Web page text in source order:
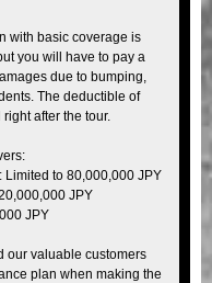
with basic coverage is
you will have to pay a
due to bumping,
The deductible of
after the tour.
Limited to 80,000,000 JPY
JPY
JPY
our valuable customers
plan when making the